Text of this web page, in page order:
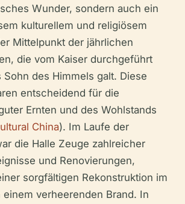
Wunder, sondern auch ein
kulturellem und religiösem
Mittelpunkt der jährlichen
die vom Kaiser durchgeführt
des Himmels galt. Diese
entscheidend für die
Ernten und des Wohlstands
China). Im Laufe der
die Halle Zeuge zahlreicher
und Renovierungen,
sorgfältigen Rekonstruktion im
einem verheerenden Brand. In